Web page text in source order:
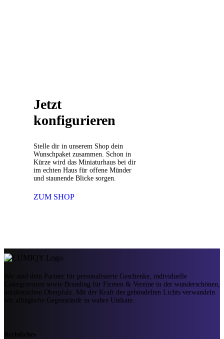
Jetzt
konfigurieren
Stelle dir in unserem Shop dein
Wunschpaket zusammen. Schon in
Kürze wird das Miniaturhaus bei dir
im echten Haus für offene Münder
und staunende Blicke sorgen.
ZUM SHOP
Wir sind dein Partner für personalisierte Geschenke, individuelle
Lasergravuren sowie Branding für Firmen & Vereine in der wunderschönen,
nordöstlichen Oberpfalz. Mit der Kraft des gebündelten Lichts verwandeln
wir alltägliche Gegenstände in wahre Unikate.
Rechtliches